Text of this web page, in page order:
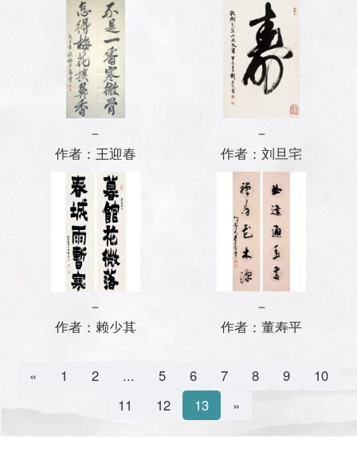
工艺美术
水彩作品
新作展台
雕塑
关于我们
－
作者：王迎春
－
作者：刘旦宅
－
作者：赖少其
－
作者：董寿平
« 1 2 ... 5 6 7 8 9
10
11
12 13 »